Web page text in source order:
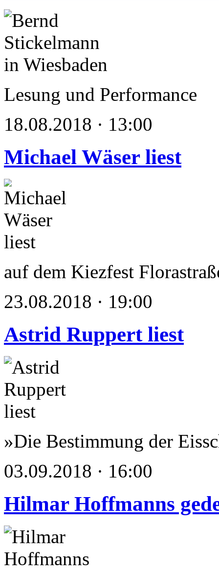
Lesung und Performance
18.08.2018 · 13:00
Michael Wäser liest
auf dem Kiezfest
23.08.2018 · 19:00
Astrid Ruppert liest
»Die Bestimmung der
03.09.2018 · 16:00
Hilmar Hoffmanns